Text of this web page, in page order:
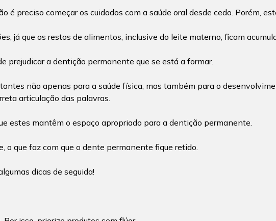
é preciso começar os cuidados com a saúde oral desde cedo. Porém,
já que os restos de alimentos, inclusive do leite materno, ficam
prejudicar a dentição permanente que se está a formar.
não apenas para a saúde física, mas também para o
articulação das palavras.
estes mantêm o espaço apropriado para a dentição permanente.
o que faz com que o dente permanente fique retido.
dicas de seguida!